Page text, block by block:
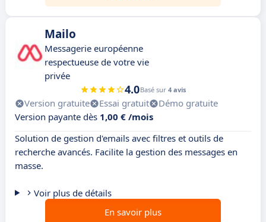
Mailo
Messagerie européenne
respectueuse de votre vie
privée
4.0Basé sur 4 avis
Version gratuite Essai gratuit
Démo gratuite
Version payante dès 1,00 € /mois
Solution de gestion d'emails avec filtres et outils de
recherche avancés. Facilite la gestion des messages en
masse.
Voir plus de détails
En savoir plus